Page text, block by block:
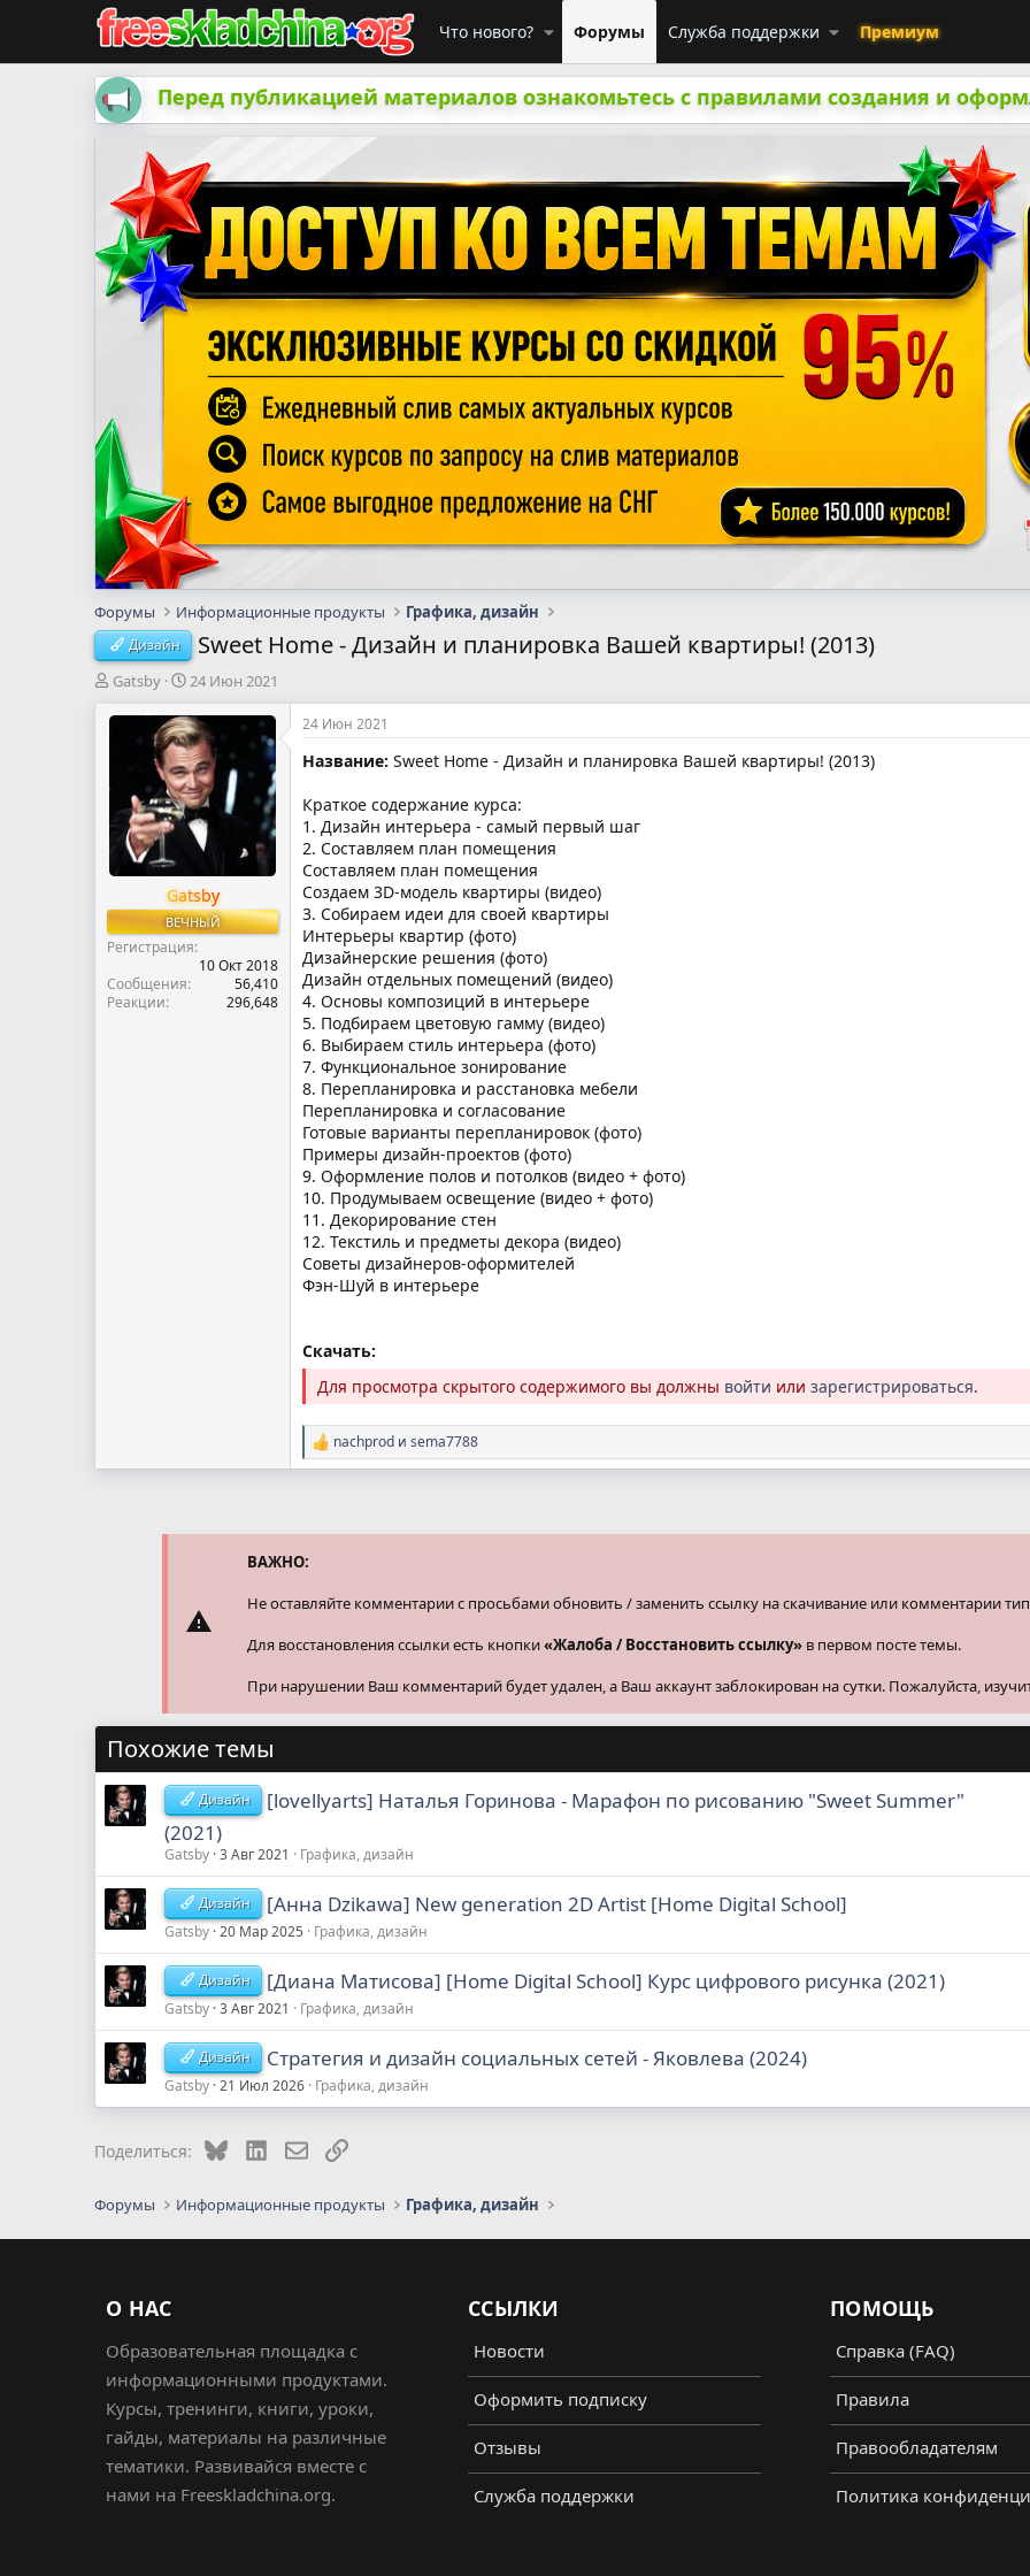
Что нового? Форумы Служба поддержки Премиум
Перед публикацией материалов ознакомьтесь с правилами создания и
Форумы Информационные продукты Графика, дизайн
Дизайн Sweet Home - Дизайн и планировка Вашей квартиры! (2013)
А
т
м
ы
Gatsby
Д
т
а
н
а
ч
а
л
24 Июн 2021
Gatsby
ВЕЧНЫЙ
Регистрация
10 Окт 2018
Сообщения
56,410
Реакции
296,648
24 Июн 2021
Название: Sweet Home - Дизайн и планировка Вашей квартиры! (2013)
Краткое содержание курса:
1. Дизайн интерьера - самый первый шаг
2. Составляем план помещения
Составляем план помещения
Создаем 3D-модель квартиры (видео)
3. Собираем идеи для своей квартиры
Интерьеры квартир (фото)
Дизайнерские решения (фото)
Дизайн отдельных помещений (видео)
4. Основы композиций в интерьере
5. Подбираем цветовую гамму (видео)
6. Выбираем стиль интерьера (фото)
7. Функциональное зонирование
8. Перепланировка и расстановка мебели
Перепланировка и согласование
Готовые варианты перепланировок (фото)
Примеры дизайн-проектов (фото)
9. Оформление полов и потолков (видео + фото)
10. Продумываем освещение (видео + фото)
11. Декорирование стен
12. Текстиль и предметы декора (видео)
Советы дизайнеров-оформителей
Фэн-Шуй в интерьере
Скачать:
Для просмотра скрытого содержимого вы должны войти или зарегистрироваться.
Р
е
и
nachprod и sema7788
ВАЖНО:
Не оставляйте комментарии с просьбами обновить / заменить ссылку на скачивание или комментарии
Для восстановления ссылки есть кнопки«Жалоба / Восстановить ссылку» в первом посте темы.
При нарушении Ваш комментарий будет удален, а Ваш аккаунт заблокирован на сутки. Пожалуйста,
Похожие темы
Дизайн
[lovellyarts] Наталья Горинова - Марафон по рисованию "Sweet Summer"
(2021)
Gatsby 3 Авг 2021 Графика, дизайн
Дизайн [Анна Dzikawa] New generation 2D Artist [Home Digital School]
Gatsby 20 Мар 2025 Графика, дизайн
Дизайн [Диана Матисова] [Home Digital School] Курс цифрового рисунка (2021)
Gatsby 3 Авг 2021 Графика, дизайн
Дизайн Стратегия и дизайн социальных сетей - Яковлева (2024)
Gatsby 21 Июл 2026 Графика, дизайн
Поделиться: BlueskyLinkedInЭлектронная почта
Ссылка
Форумы Информационные продукты Графика, дизайн
О НАС
Образовательная площадка с
информационными продуктами.
Курсы, тренинги, книги, уроки,
гайды, материалы на различные
тематики. Развивайся вместе с
нами на Freeskladchina.org.
ССЫЛКИ
Новости
Оформить подписку
Отзывы
Служба поддержки
ПОМОЩЬ
Справка (FAQ)
Правила
Правообладателям
Политика